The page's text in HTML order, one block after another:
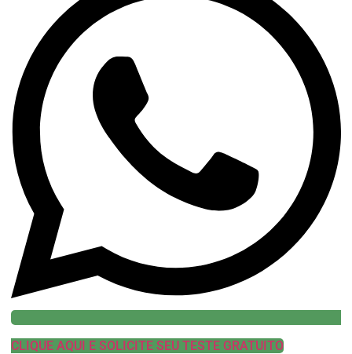
CLIQUE AQUI E SOLICITE SEU TESTE GRATUITO